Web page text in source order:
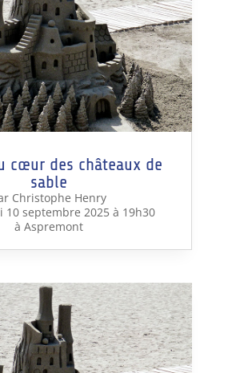
cœur des châteaux de
sable
Christophe Henry
10 septembre 2025 à 19h30
à Aspremont